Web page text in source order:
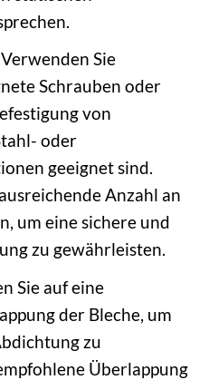
Verwenden Sie
Schrauben oder
von
oder
geeignet sind.
Anzahl an
um eine sichere und
zu gewährleisten.
Sie auf eine
der Bleche, um
zu
Überlappung